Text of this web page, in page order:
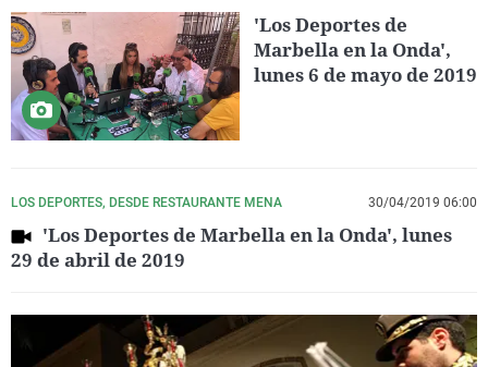
'Los Deportes de
Marbella en la Onda',
lunes 6 de mayo de 2019
LOS DEPORTES, DESDE RESTAURANTE MENA 30/04/2019 06:00
'Los Deportes de Marbella en la Onda', lunes
29 de abril de 2019